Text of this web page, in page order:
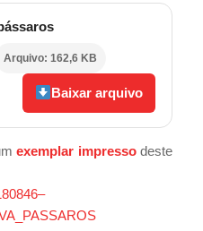
Arquivo: 162,6 KB
Baixar arquivo
exemplar impressodeste